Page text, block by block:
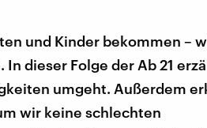
und Kinder bekommen –
dieser Folge der Ab 21
umgeht. Außerdem
wir keine schlechten